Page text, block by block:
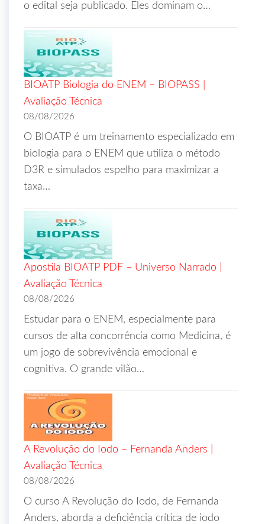
o edital seja publicado. Eles dominam o…
BIOATP Biologia do ENEM – BIOPASS |
Avaliação Técnica
08/08/2026
O BIOATP é um treinamento especializado em
biologia para o ENEM que utiliza o método
D3R e simulados espelho para maximizar a
taxa…
Apostila BIOATP PDF – Universo Narrado |
Avaliação Técnica
08/08/2026
Estudar para o ENEM, especialmente para
cursos de alta concorrência como Medicina, é
um jogo de sobrevivência emocional e
cognitiva. O grande vilão…
A Revolução do Iodo – Fernanda Anders |
Avaliação Técnica
08/08/2026
O curso A Revolução do Iodo, de Fernanda
Anders, aborda a deficiência crítica de iodo